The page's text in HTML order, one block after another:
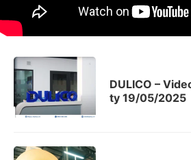
DULICO –
ty 19/05/2025